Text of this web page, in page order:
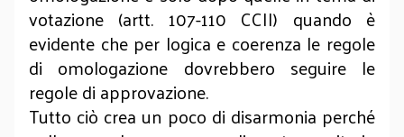
votazione (artt. 107-110 CCII) quando è
evidente che per logica e coerenza le regole
di omologazione dovrebbero seguire le
regole di approvazione.
Tutto ciò crea un poco di disarmonia perché